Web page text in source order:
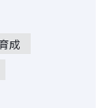
成